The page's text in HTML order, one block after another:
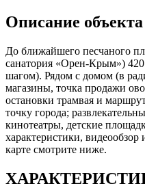
Описание объекта
До ближайшего песчаного
санатория «Орен-Крым»)
шагом). Рядом с домом (в
магазины, точка продажи
остановки трамвая и
точку города;
кинотеатры, детские
характеристики,
карте смотрите ниже.